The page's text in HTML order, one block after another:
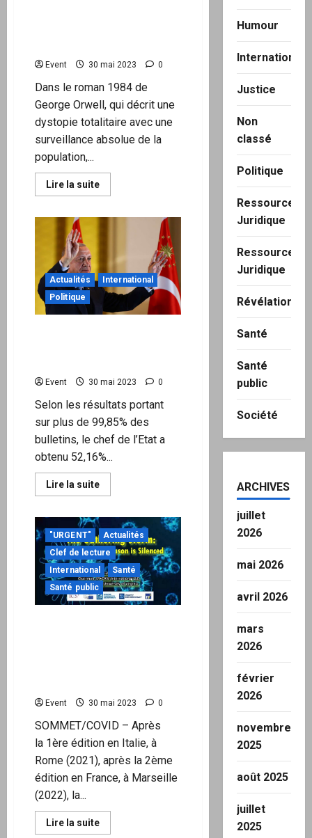
Event 30 mai 2023 0
Dans le roman 1984 de
George Orwell, qui décrit une
dystopie totalitaire avec une
surveillance absolue de la
population,...
Lire la suiteEn
savoir
gouvernement
activer
à
distance
nos
Actualités
International
Politique
Event 30 mai 2023 0
Selon les résultats portant
sur plus de 99,85% des
bulletins, le chef de l’Etat a
obtenu 52,16%...
Lire la suiteEn
savoir
Erdoğan,
maître
de
la
Turquie
pour
cinq
ans
de
"URGENT"
Actualités
Clef de lecture
International
Santé
Santé public
Event 30 mai 2023 0
SOMMET/COVID – Après
la 1ère édition en Italie, à
Rome (2021), après la 2ème
édition en France, à Marseille
(2022), la...
Lire la suiteEn
savoir
Humour
International
Justice
Non
classé
Politique
Ressource
Juridique
Ressource
Juridique
Révélation
Santé
Santé
public
Société
ARCHIVES
juillet
2026
mai 2026
avril 2026
mars
2026
février
2026
novembre
2025
août 2025
juillet
2025